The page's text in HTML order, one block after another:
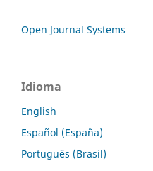
Open Journal Systems
Idioma
English
Español (España)
Português (Brasil)